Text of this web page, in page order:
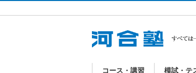
コース・講習 模試・テ